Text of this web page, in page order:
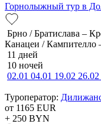
Горнолыжный тур в
Брно / Братислава –
Канацеи / Кампителло
11 дней
10 ночей
02.01 04.01 19.02 26.02
Туроператор:
от 1165 EUR
+ 250 BYN